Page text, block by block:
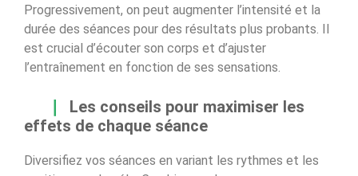
Progressivement, on peut augmenter l’intensité et la
durée des séances pour des résultats plus probants. Il
est crucial d’écouter son corps et d’ajuster
l’entraînement en fonction de ses sensations.
Les conseils pour maximiser les
effets de chaque séance
Diversifiez vos séances en variant les rythmes et les